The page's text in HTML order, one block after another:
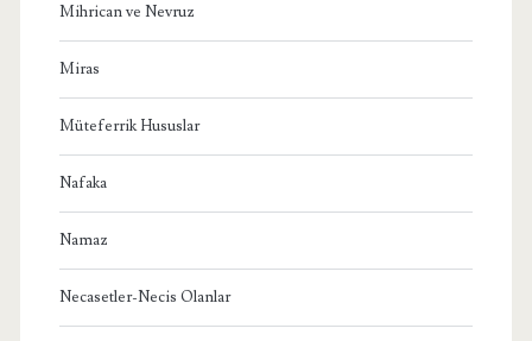
Mihrican ve Nevruz
Miras
Müteferrik Hususlar
Nafaka
Namaz
Necasetler-Necis Olanlar